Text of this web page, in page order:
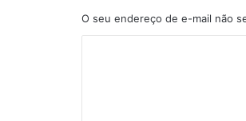
O seu endereço de e-mail não